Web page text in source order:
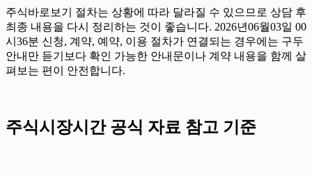
주식바로보기 절차는 상황에 따라 달라질 수 있으므로 상담 후
최종 내용을 다시 정리하는 것이 좋습니다. 2026년06월03일 00
시36분 신청, 계약, 예약, 이용 절차가 연결되는 경우에는 구두
안내만 듣기보다 확인 가능한 안내문이나 계약 내용을 함께 살
펴보는 편이 안전합니다.
주식시장시간 공식 자료 참고 기준